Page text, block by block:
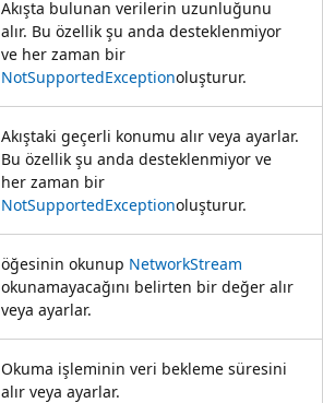
Akışta bulunan verilerin uzunluğunu
alır. Bu özellik şu anda desteklenmiyor
ve her zaman bir
NotSupportedExceptionoluşturur.
Akıştaki geçerli konumu alır veya ayarlar.
Bu özellik şu anda desteklenmiyor ve
her zaman bir
NotSupportedExceptionoluşturur.
öğesinin okunup NetworkStream
okunamayacağını belirten bir değer alır
veya ayarlar.
Okuma işleminin veri bekleme süresini
alır veya ayarlar.